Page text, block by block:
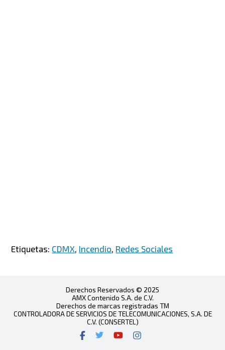
Etiquetas: CDMX, Incendio, Redes Sociales
Derechos Reservados © 2025
AMX Contenido S.A. de C.V.
Derechos de marcas registradas TM
CONTROLADORA DE SERVICIOS DE TELECOMUNICACIONES, S.A. DE
C.V. (CONSERTEL)